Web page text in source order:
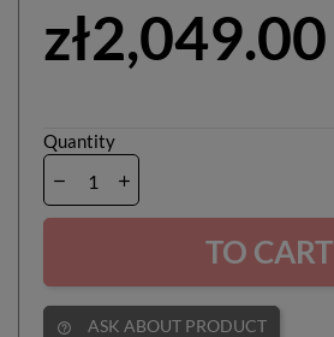
zł2,049.00
Quantity
TO CART
help_outline ASK ABOUT PRODUCT